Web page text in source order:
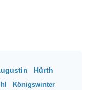
Hürth
Königswinter